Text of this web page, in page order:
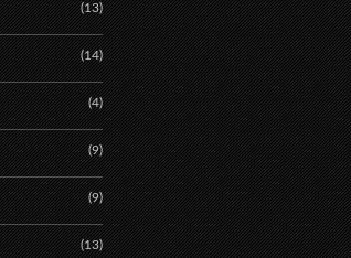
(13)
(14)
(4)
(9)
(9)
(13)